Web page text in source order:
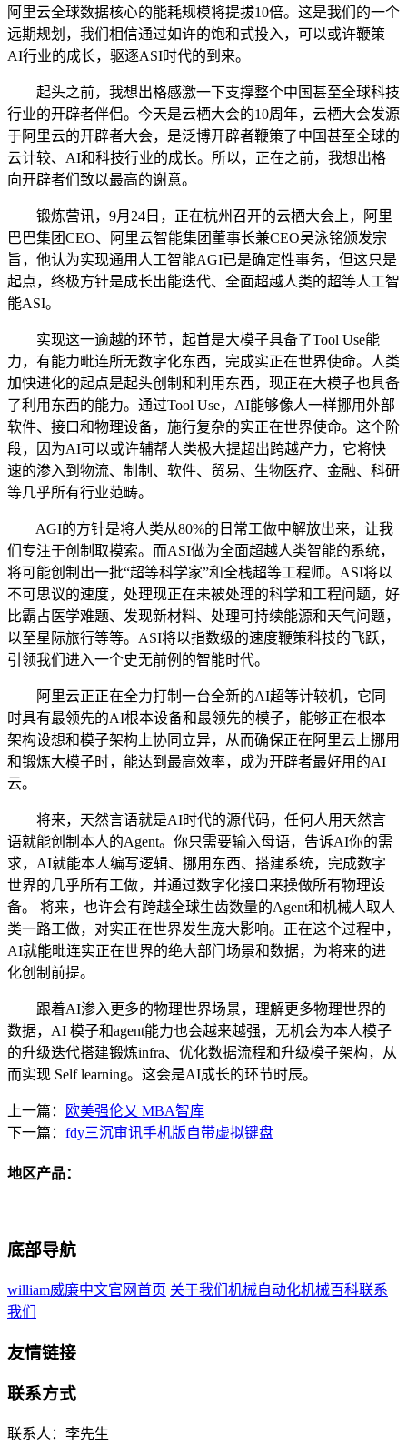
阿里云全球数据核心的能耗规模将提拔10倍。这是我们的一个
远期规划，我们相信通过如许的饱和式投入，可以或许鞭策
AI行业的成长，驱逐ASI时代的到来。
起头之前，我想出格感激一下支撑整个中国甚至全球科技
行业的开辟者伴侣。今天是云栖大会的10周年，云栖大会发源
于阿里云的开辟者大会，是泛博开辟者鞭策了中国甚至全球的
云计较、AI和科技行业的成长。所以，正在之前，我想出格
向开辟者们致以最高的谢意。
锻炼营讯，9月24日，正在杭州召开的云栖大会上，阿里
巴巴集团CEO、阿里云智能集团董事长兼CEO吴泳铭颁发宗
旨，他认为实现通用人工智能AGI已是确定性事务，但这只是
起点，终极方针是成长出能迭代、全面超越人类的超等人工智
能ASI。
实现这一逾越的环节，起首是大模子具备了Tool Use能
力，有能力毗连所无数字化东西，完成实正在世界使命。人类
加快进化的起点是起头创制和利用东西，现正在大模子也具备
了利用东西的能力。通过Tool Use，AI能够像人一样挪用外部
软件、接口和物理设备，施行复杂的实正在世界使命。这个阶
段，因为AI可以或许辅帮人类极大提超出跨越产力，它将快
速的渗入到物流、制制、软件、贸易、生物医疗、金融、科研
等几乎所有行业范畴。
AGI的方针是将人类从80%的日常工做中解放出来，让我
们专注于创制取摸索。而ASI做为全面超越人类智能的系统，
将可能创制出一批“超等科学家”和全栈超等工程师。ASI将以
不可思议的速度，处理现正在未被处理的科学和工程问题，好
比霸占医学难题、发现新材料、处理可持续能源和天气问题，
以至星际旅行等等。ASI将以指数级的速度鞭策科技的飞跃，
引领我们进入一个史无前例的智能时代。
阿里云正正在全力打制一台全新的AI超等计较机，它同
时具有最领先的AI根本设备和最领先的模子，能够正在根本
架构设想和模子架构上协同立异，从而确保正在阿里云上挪用
和锻炼大模子时，能达到最高效率，成为开辟者最好用的AI
云。
将来，天然言语就是AI时代的源代码，任何人用天然言
语就能创制本人的Agent。你只需要输入母语，告诉AI你的需
求，AI就能本人编写逻辑、挪用东西、搭建系统，完成数字
世界的几乎所有工做，并通过数字化接口来操做所有物理设
备。 将来，也许会有跨越全球生齿数量的Agent和机械人取人
类一路工做，对实正在世界发生庞大影响。正在这个过程中，
AI就能毗连实正在世界的绝大部门场景和数据，为将来的进
化创制前提。
跟着AI渗入更多的物理世界场景，理解更多物理世界的
数据，AI 模子和agent能力也会越来越强，无机会为本人模子
的升级迭代搭建锻炼infra、优化数据流程和升级模子架构，从
而实现 Self learning。这会是AI成长的环节时辰。
上一篇：
欧美强伦乂 MBA智库
下一篇： fdy三沉审讯手机版自带虚拟键盘
地区产品：
底部导航
william威廉中文官网首页 关于我们 机械自动化机械百科联系
我们
友情链接
联系方式
联系人：李先生